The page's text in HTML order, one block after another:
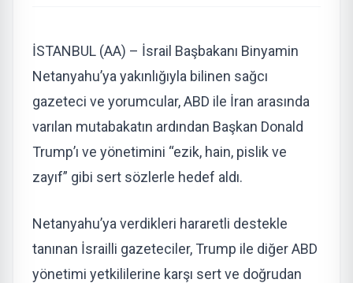
İSTANBUL (AA) – İsrail Başbakanı Binyamin
Netanyahu’ya yakınlığıyla bilinen sağcı
gazeteci ve yorumcular, ABD ile İran arasında
varılan mutabakatın ardından Başkan Donald
Trump’ı ve yönetimini “ezik, hain, pislik ve
zayıf” gibi sert sözlerle hedef aldı.
Netanyahu’ya verdikleri hararetli destekle
tanınan İsrailli gazeteciler, Trump ile diğer ABD
yönetimi yetkililerine karşı sert ve doğrudan